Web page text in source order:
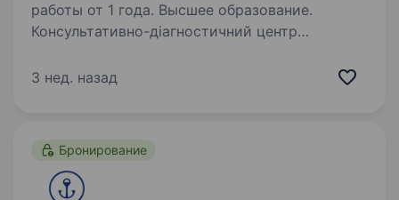
работы от 1 года. Высшее образование.
Консультативно-діагностичний центр
на роботу лікаря-кардіолога у місті Дніпро.
3 нед. назад
Бронирование